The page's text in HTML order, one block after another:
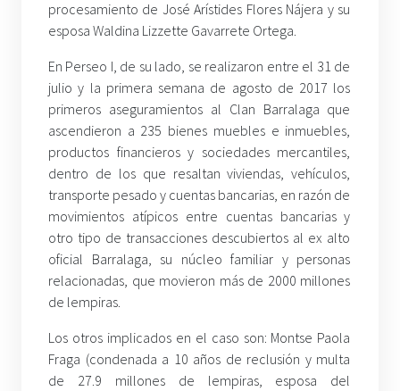
procesamiento de José Arístides Flores Nájera y su
esposa Waldina Lizzette Gavarrete Ortega.
En Perseo I, de su lado, se realizaron entre el 31 de
julio y la primera semana de agosto de 2017 los
primeros aseguramientos al Clan Barralaga que
ascendieron a 235 bienes muebles e inmuebles,
productos financieros y sociedades mercantiles,
dentro de los que resaltan viviendas, vehículos,
transporte pesado y cuentas bancarias, en razón de
movimientos atípicos entre cuentas bancarias y
otro tipo de transacciones descubiertos al ex alto
oficial Barralaga, su núcleo familiar y personas
relacionadas, que movieron más de 2000 millones
de lempiras.
Los otros implicados en el caso son: Montse Paola
Fraga (condenada a 10 años de reclusión y multa
de 27.9 millones de lempiras, esposa del